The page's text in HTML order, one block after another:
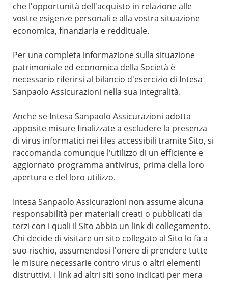
che l'opportunità dell'acquisto in relazione alle
vostre esigenze personali e alla vostra situazione
economica, finanziaria e reddituale.
Per una completa informazione sulla situazione
patrimoniale ed economica della Società è
necessario riferirsi al bilancio d'esercizio di Intesa
Sanpaolo Assicurazioni nella sua integralità.
Anche se Intesa Sanpaolo Assicurazioni adotta
apposite misure finalizzate a escludere la presenza
di virus informatici nei files accessibili tramite Sito, si
raccomanda comunque l'utilizzo di un efficiente e
aggiornato programma antivirus, prima della loro
apertura e del loro utilizzo.
Intesa Sanpaolo Assicurazioni non assume alcuna
responsabilità per materiali creati o pubblicati da
terzi con i quali il Sito abbia un link di collegamento.
Chi decide di visitare un sito collegato al Sito lo fa a
suo rischio, assumendosi l'onere di prendere tutte
le misure necessarie contro virus o altri elementi
distruttivi. I link ad altri siti sono indicati per mera